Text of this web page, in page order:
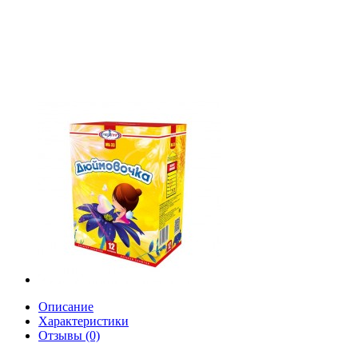
Описание
Характеристики
Отзывы (0)